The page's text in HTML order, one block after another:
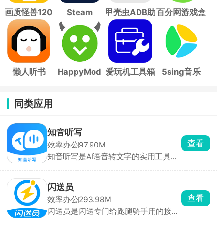
画质怪兽120
帧
Steam
甲壳虫ADB助
手
百分网游戏盒
子
懒人听书 HappyMod 爱玩机工具箱 5sing音乐
同类应用
知音听写
效率办公97.90M
知音听写是AI语音转文字的实用工具，
变成通顺文稿。多人聊天还能自动分开
标注说话人，谁讲的内容一目了然。一
小时的录音，几分钟就能全部转成文
字，还能一键智能梳理语句，把口头啰
查看
闪送员
效率办公293.98M
闪送员是闪送专门给跑腿骑手用的接单
查看